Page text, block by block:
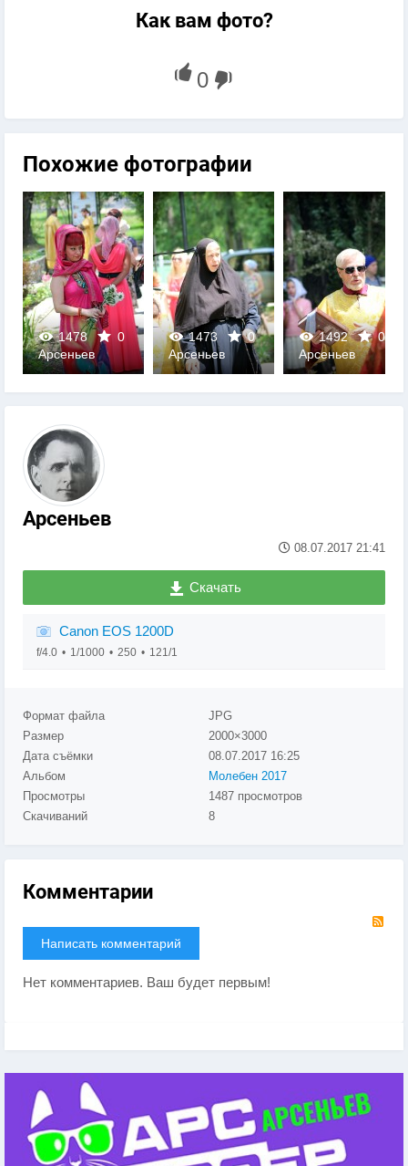
Как вам фото?
Похожие фотографии
1478
0
0
Арсеньев
1473
0
0
Арсеньев
1492
0
0
Арсеньев
Арсеньев
08.07.2017 21:41
Скачать
Canon EOS 1200D
f/4.0 1/1000 250 121/1
Формат файла
JPG
Размер
2000×3000
Дата съёмки
08.07.2017 16:25
Альбом
Молебен 2017
Просмотры
1487 просмотров
Скачиваний
8
Комментарии
Написать комментарий
Нет комментариев. Ваш будет первым!